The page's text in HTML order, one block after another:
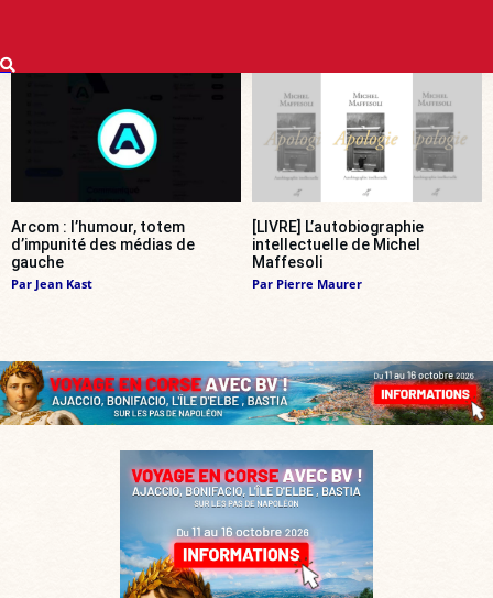
Arcom : l’humour, totem
d’impunité des médias de
gauche
Par Jean Kast
[LIVRE] L’autobiographie
intellectuelle de Michel
Maffesoli
Par Pierre Maurer